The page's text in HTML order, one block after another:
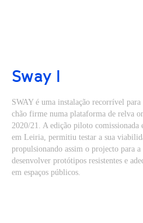
Sway I
SWAY é uma instalação recorrível
chão firme numa plataforma de relva
2020/21. A edição piloto comissionada
em Leiria, permitiu testar a sua
propulsionando assim o projecto para
desenvolver protótipos resistentes e
em espaços públicos.